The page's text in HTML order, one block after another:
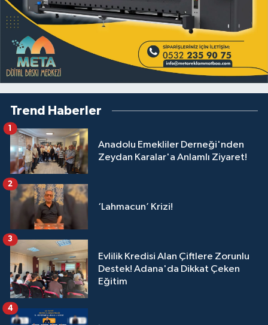
Trend Haberler
Anadolu Emekliler Derneği'nden
Zeydan Karalar'a Anlamlı Ziyaret!
1
‘Lahmacun’ Krizi!
2
Evlilik Kredisi Alan Çiftlere Zorunlu
Destek! Adana'da Dikkat Çeken
Eğitim
3
4